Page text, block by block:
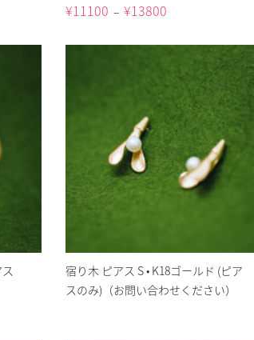
¥11100 – ¥13800
宿り木 ピアス S • K18ゴールド (ピア
スのみ)（お問い合わせください）